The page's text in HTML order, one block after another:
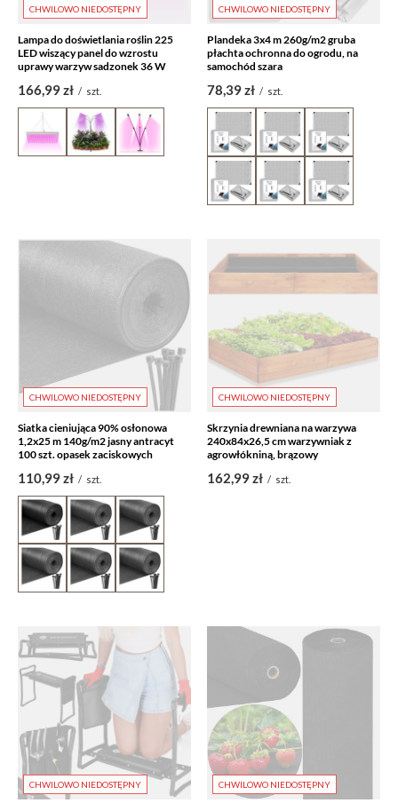
CHWILOWO NIEDOSTĘPNY
Lampa do doświetlania roślin 225
LED wiszący panel do wzrostu
uprawy warzyw sadzonek 36 W
166,99 zł / szt.
CHWILOWO NIEDOSTĘPNY
Plandeka 3x4 m 260g/m2 gruba
płachta ochronna do ogrodu, na
samochód szara
78,39 zł / szt.
CHWILOWO NIEDOSTĘPNY
Siatka cieniująca 90% osłonowa
1,2x25 m 140g/m2 jasny antracyt
100 szt. opasek zaciskowych
110,99 zł / szt.
CHWILOWO NIEDOSTĘPNY
Skrzynia drewniana na warzywa
240x84x26,5 cm warzywniak z
agrowłókniną, brązowy
162,99 zł / szt.
CHWILOWO NIEDOSTĘPNY CHWILOWO NIEDOSTĘPNY